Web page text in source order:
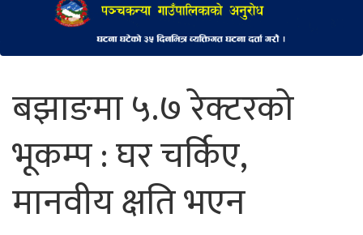
बझाङमा ५.७ रेक्टरको
भूकम्प : घर चर्किए,
मानवीय क्षति भएन